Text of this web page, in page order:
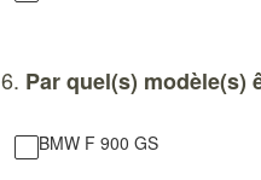
6. Par quel(s) modèle(s)
BMW F 900 GS